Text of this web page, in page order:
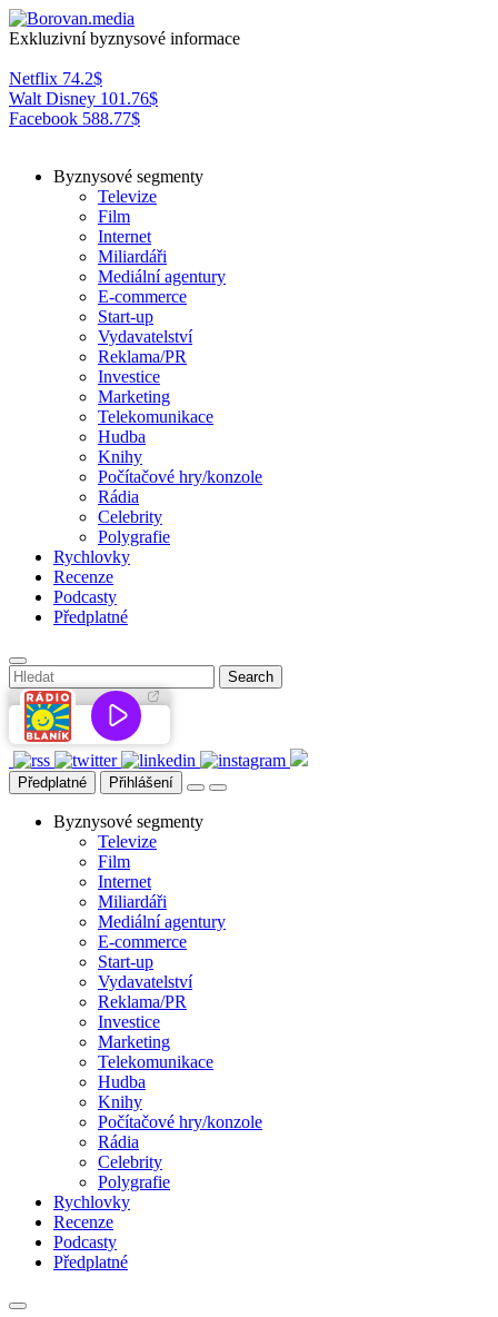
Exkluzivní byznysové informace
Netflix 74.2$
Walt Disney 101.76$
Facebook 588.77$
Byznysové segmenty
Televize
Film
Internet
Miliardáři
Mediální agentury
E-commerce
Start-up
Vydavatelství
Reklama/PR
Investice
Marketing
Telekomunikace
Hudba
Knihy
Počítačové hry/konzole
Rádia
Celebrity
Polygrafie
Rychlovky
Recenze
Podcasty
Předplatné
Předplatné Přihlášení
Byznysové segmenty
Televize
Film
Internet
Miliardáři
Mediální agentury
E-commerce
Start-up
Vydavatelství
Reklama/PR
Investice
Marketing
Telekomunikace
Hudba
Knihy
Počítačové hry/konzole
Rádia
Celebrity
Polygrafie
Rychlovky
Recenze
Podcasty
Předplatné